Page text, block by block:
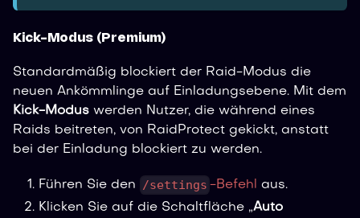
Kick-Modus (Premium)
Standardmäßig blockiert der Raid-Modus die
neuen Ankömmlinge auf Einladungsebene. Mit dem
Kick-Modus werden Nutzer, die während eines
Raids beitreten, von RaidProtect gekickt, anstatt
bei der Einladung blockiert zu werden.
Führen Sie den /settings -Befehl aus.
Klicken Sie auf die Schaltfläche „Auto